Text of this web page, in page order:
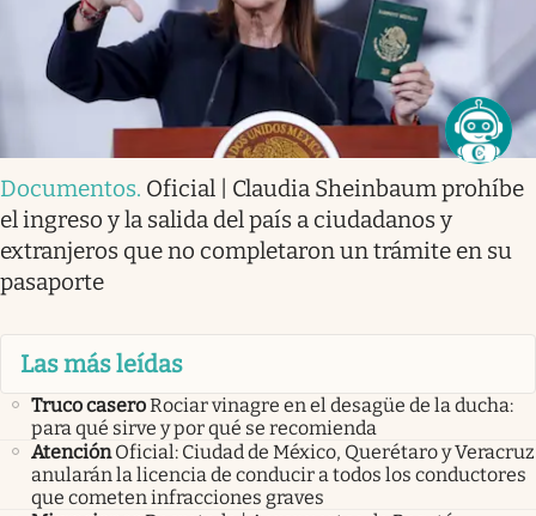
Documentos. Oficial | Claudia Sheinbaum prohíbe
el ingreso y la salida del país a ciudadanos y
extranjeros que no completaron un trámite en su
pasaporte
Las más leídas
Truco caseroRociar vinagre en el desagüe de la ducha:
para qué sirve y por qué se recomienda
Atención Oficial: Ciudad de México, Querétaro y Veracruz
anularán la licencia de conducir a todos los conductores
que cometen infracciones graves